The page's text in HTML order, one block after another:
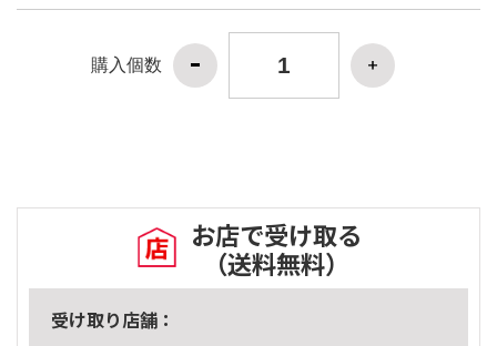
購入個数
お店で受け取る
（送料無料）
受け取り店舗：